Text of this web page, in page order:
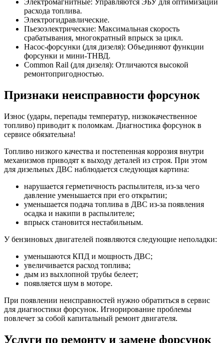
Электромагнитные: Управляются ЭБУ для оптимизации
расхода топлива.
Электрогидравлические.
Пьезоэлектрические: Максимальная скорость
срабатывания, многократный впрыск за цикл.
Насос-форсунки (для дизеля): Объединяют функции
форсунки и мини-ТНВД.
Common Rail (для дизеля): Отличаются высокой
ремонтопригодностью.
Признаки неисправности форсунок
Износ (удары, перепады температур, низкокачественное
топливо) приводит к поломкам. Диагностика форсунок в
сервисе обязательна!
Топливо низкого качества и постепенная коррозия внутри
механизмов приводят к выходу деталей из строя. При этом
для дизельных ДВС наблюдается следующая картина:
нарушается герметичность распылителя, из-за чего
давление уменьшается при его открытии;
уменьшается подача топлива в ДВС из-за появления
осадка и накипи в распылителе;
впрыск становится нестабильным.
У бензиновых двигателей появляются следующие неполадки:
уменьшаются КПД и мощность ДВС;
увеличивается расход топлива;
дым из выхлопной трубы белеет;
появляется шум в моторе.
При появлении неисправностей нужно обратиться в сервис
для диагностики форсунок. Игнорирование проблемы
повлечет за собой капитальный ремонт двигателя.
Услуги по ремонту и замене форсунок